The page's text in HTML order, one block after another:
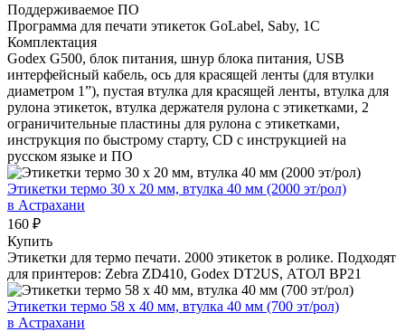
Поддерживаемое ПО
Программа для печати этикеток GoLabel, Saby, 1С
Комплектация
Godex G500, блок питания, шнур блока питания, USB
интерфейсный кабель, ось для красящей ленты (для втулки
диаметром 1”), пустая втулка для красящей ленты, втулка для
рулона этикеток, втулка держателя рулона с этикетками, 2
ограничительные пластины для рулона с этикетками,
инструкция по быстрому старту, CD с инструкцией на
русском языке и ПО
Этикетки термо 30 х 20 мм, втулка 40 мм (2000 эт/рол)
в Астрахани
160 ₽
Купить
Этикетки для термо печати. 2000 этикеток в ролике. Подходят
для принтеров: Zebra ZD410, Godex DT2US, АТОЛ BP21
Этикетки термо 58 х 40 мм, втулка 40 мм (700 эт/рол)
в Астрахани